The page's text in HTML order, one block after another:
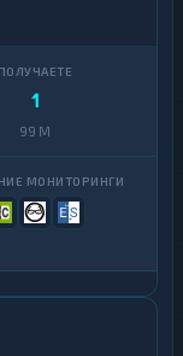
1
99 M